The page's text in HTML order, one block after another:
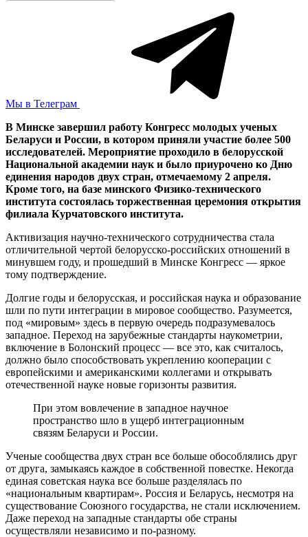
Мы в Телеграм
В Минске завершил работу Конгресс молодых ученых
Беларуси и России, в котором приняли участие более 500
исследователей. Мероприятие проходило в белорусской
Национальной академии наук и было приурочено ко Дню
единения народов двух стран, отмечаемому 2 апреля.
Кроме того, на базе минского Физико-технического
института состоялась торжественная церемония открытия
филиала Курчатовского института.
Активизация научно-технического сотрудничества стала
отличительной чертой белорусско-российских отношений в
минувшем году, и прошедший в Минске Конгресс — яркое
тому подтверждение.
Долгие годы и белорусская, и российская наука и образование
шли по пути интеграции в мировое сообщество. Разумеется,
под «мировым» здесь в первую очередь подразумевалось
западное. Переход на зарубежные стандарты наукометрии,
включение в Болонский процесс — все это, как считалось,
должно было способствовать укреплению кооперации с
европейскими и американскими коллегами и открывать
отечественной науке новые горизонты развития.
При этом вовлечение в западное научное
пространство шло в ущерб интеграционным
связям Беларуси и России.
Ученые сообщества двух стран все больше обособлялись друг
от друга, замыкаясь каждое в собственной повестке. Некогда
единая советская наука все больше разделялась по
«национальным квартирам». Россия и Беларусь, несмотря на
существование Союзного государства, не стали исключением.
Даже переход на западные стандарты обе страны
осуществляли независимо и по-разному.